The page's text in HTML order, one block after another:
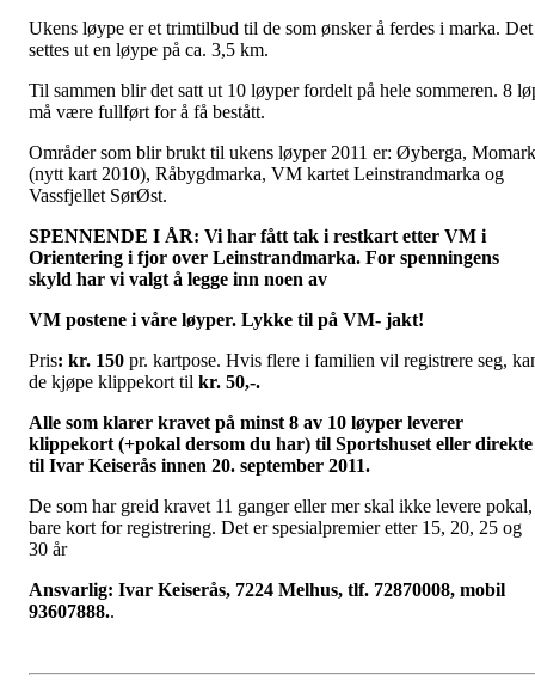
Ukens løype er et trimtilbud til de som ønsker å ferdes i marka. Det
settes ut en løype på ca. 3,5 km.
Til sammen blir det satt ut 10 løyper fordelt på hele sommeren. 8
må være fullført for å få bestått.
Områder som blir brukt til ukens løyper 2011 er: Øyberga,
(nytt kart 2010), Råbygdmarka, VM kartet Leinstrandmarka og
Vassfjellet SørØst.
SPENNENDE I ÅR: Vi har fått tak i restkart etter VM i
Orientering i fjor over Leinstrandmarka. For spenningens
skyld har vi valgt å legge inn noen av
VM postene i våre løyper. Lykke til på VM- jakt!
Pris: kr. 150 pr. kartpose. Hvis flere i familien vil registrere seg,
de kjøpe klippekort til kr. 50,-.
Alle som klarer kravet på minst 8 av 10 løyper leverer
klippekort (+pokal dersom du har) til Sportshuset eller direkte
til Ivar Keiserås innen 20. september 2011.
De som har greid kravet 11 ganger eller mer skal ikke levere pokal,
bare kort for registrering. Det er spesialpremier etter 15, 20, 25 og
30 år
Ansvarlig: Ivar Keiserås, 7224 Melhus, tlf. 72870008, mobil
93607888..